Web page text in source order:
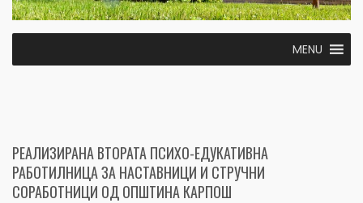
MENU
РЕАЛИЗИРАНА ВТОРАТА ПСИХО-ЕДУКАТИВНА
РАБОТИЛНИЦА ЗА НАСТАВНИЦИ И СТРУЧНИ
СОРАБОТНИЦИ ОД ОПШТИНА КАРПОШ